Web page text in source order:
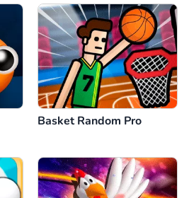
Basket Random Pro